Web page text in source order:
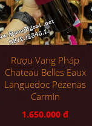
Rượu Vang Pháp
Chateau Belles Eaux
Languedoc Pezenas
Carmin
1.650.000 đ